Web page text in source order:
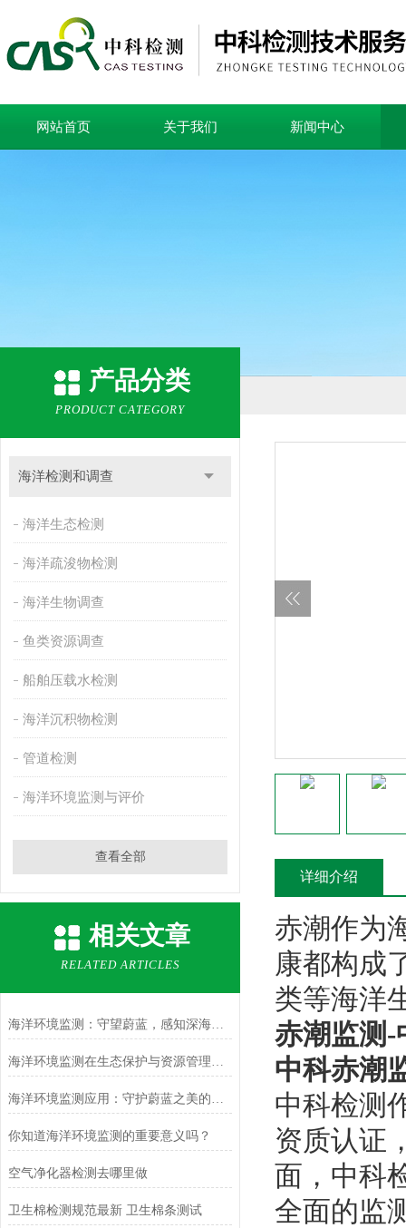
网站首页 关于我们 新闻中心
产品分类
PRODUCT CATEGORY
海洋检测和调查
海洋生态检测
海洋疏浚物检测
海洋生物调查
鱼类资源调查
船舶压载水检测
海洋沉积物检测
管道检测
海洋环境监测与评价
查看全部
相关文章
RELATED ARTICLES
海洋环境监测：守望蔚蓝，感知深海脉动
海洋环境监测在生态保护与资源管理中的关键作用
海洋环境监测应用：守护蔚蓝之美的科技眼
你知道海洋环境监测的重要意义吗？
空气净化器检测去哪里做
卫生棉检测规范最新 卫生棉条测试
详细介绍
赤潮作为
康都构成
类等海洋
赤潮监测-
中科赤潮
中科检测
资质认证
面，中科
全面的监